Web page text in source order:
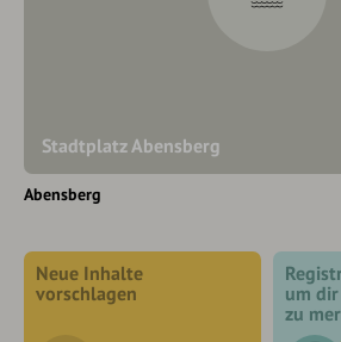
Stadtplatz Abensberg
Abensberg
Neue Inhalte
vorschlagen
um
zu